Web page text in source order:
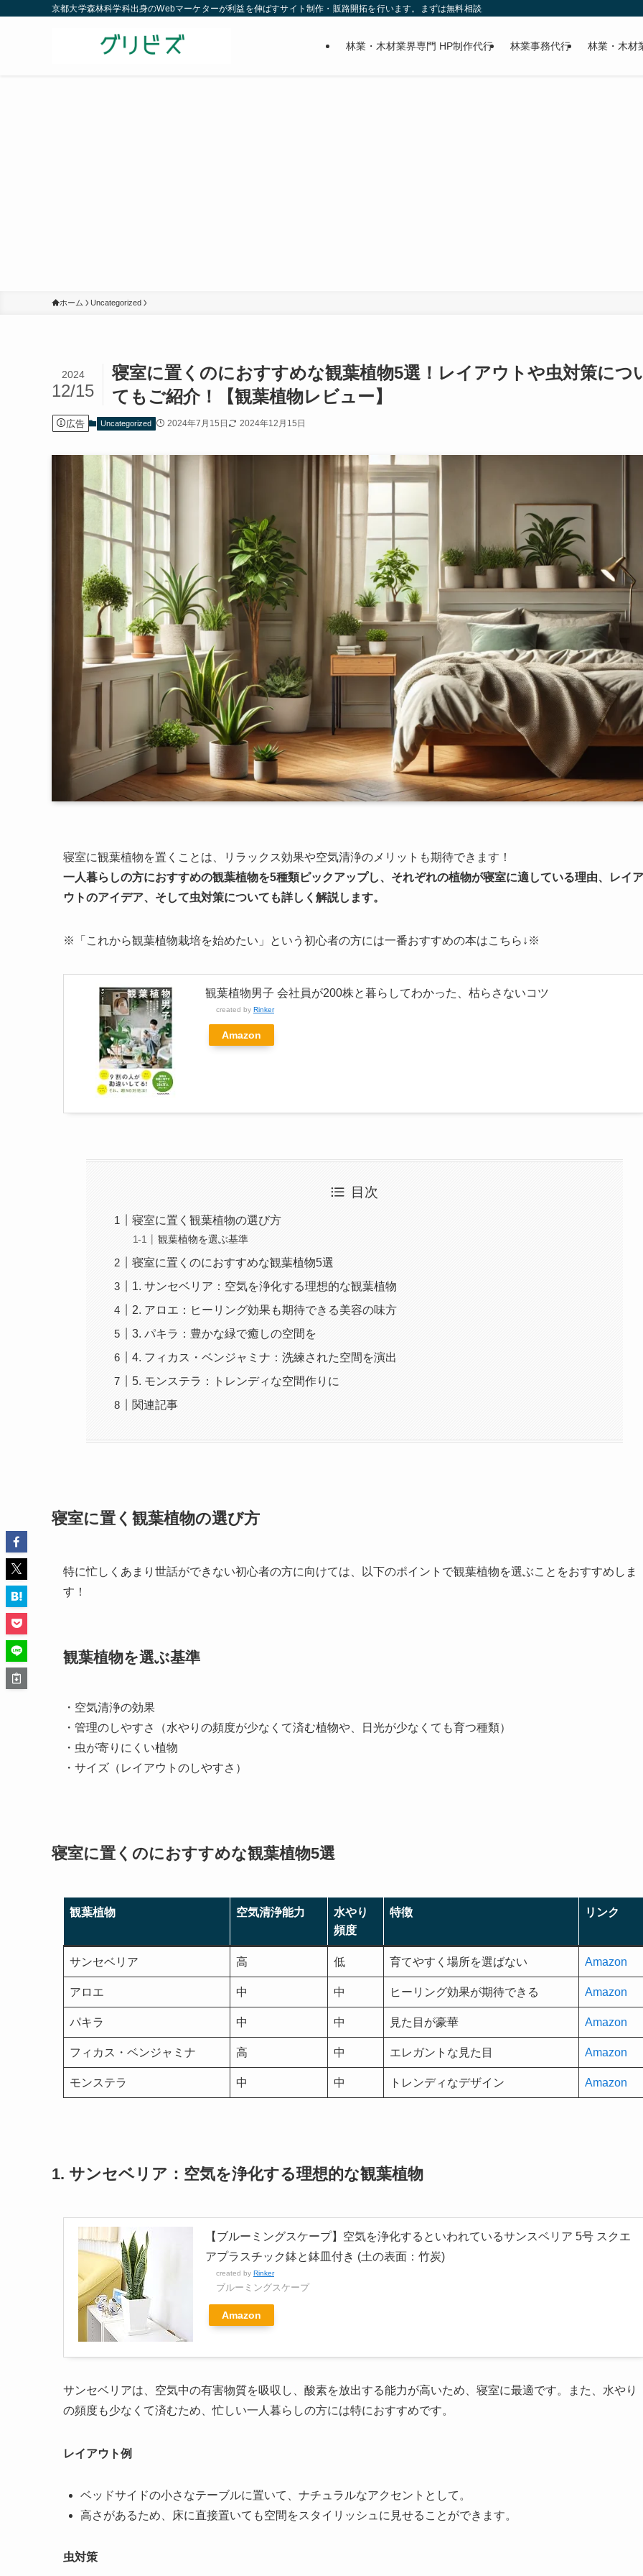
京都大学森林科学科出身のWebマーケターが利益を伸ばすサイト制作・販路開拓を行います。まずは無料相談から
林業・木材業界専門 HP制作代行 林業事務代行 林業・木材
ホーム Uncategorized
寝室に置くのにおすすめな観葉植物5選！レイアウトや虫対策につ
てもご紹介！【観葉植物レビュー】
2024
12/15
広告 Uncategorized 2024年7月15日 2024年12月15日
寝室に観葉植物を置くことは、リラックス効果や空気清浄のメリットも期待できます！
一人暮らしの方におすすめの観葉植物を5種類ピックアップし、それぞれの植物が寝室に適している理由、レイア
ウトのアイデア、そして虫対策についても詳しく解説します。
※「これから観葉植物栽培を始めたい」という初心者の方には一番おすすめの本はこちら↓※
観葉植物男子 会社員が200株と暮らしてわかった、枯らさないコツ
created by Rinker
Amazon
目次
寝室に置く観葉植物の選び方
観葉植物を選ぶ基準
寝室に置くのにおすすめな観葉植物5選
1. サンセベリア：空気を浄化する理想的な観葉植物
2. アロエ：ヒーリング効果も期待できる美容の味方
3. パキラ：豊かな緑で癒しの空間を
4. フィカス・ベンジャミナ：洗練された空間を演出
5. モンステラ：トレンディな空間作りに
関連記事
寝室に置く観葉植物の選び方
特に忙しくあまり世話ができない初心者の方に向けては、以下のポイントで観葉植物を選ぶことをおすすめしま
す！
観葉植物を選ぶ基準
・空気清浄の効果
・管理のしやすさ（水やりの頻度が少なくて済む植物や、日光が少なくても育つ種類）
・虫が寄りにくい植物
・サイズ（レイアウトのしやすさ）
寝室に置くのにおすすめな観葉植物5選
観葉植物 空気清浄能力
水やり
頻度
特徴 リンク
サンセベリア 高 低 育てやすく場所を選ばない Amazon
アロエ 中 中 ヒーリング効果が期待できる Amazon
パキラ 中 中 見た目が豪華 Amazon
フィカス・ベンジャミナ 高 中 エレガントな見た目 Amazon
モンステラ 中 中 トレンディなデザイン Amazon
1. サンセベリア：空気を浄化する理想的な観葉植物
【ブルーミングスケープ】空気を浄化するといわれているサンスベリア 5号 スクエ
アプラスチック鉢と鉢皿付き (土の表面：竹炭)
created by Rinker
ブルーミングスケープ
Amazon
サンセベリアは、空気中の有害物質を吸収し、酸素を放出する能力が高いため、寝室に最適です。また、水やり
の頻度も少なくて済むため、忙しい一人暮らしの方には特におすすめです。
レイアウト例
ベッドサイドの小さなテーブルに置いて、ナチュラルなアクセントとして。
高さがあるため、床に直接置いても空間をスタイリッシュに見せることができます。
虫対策